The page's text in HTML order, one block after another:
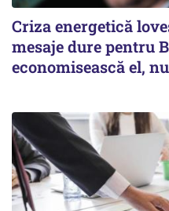
Criza energetică
mesaje dure pentru
economisească el,